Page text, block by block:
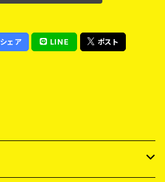
シェア LINE ポスト